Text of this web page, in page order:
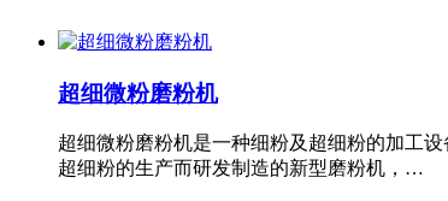
超细微粉磨粉机
超细微粉磨粉机是一种细粉及超细粉的加工
超细粉的生产而研发制造的新型磨粉机，…